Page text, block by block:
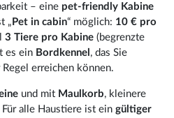
– eine pet-friendly Kabine
„Pet in cabin“ möglich: 10 € pro
3 Tiere pro Kabine (begrenzte
es ein Bordkennel , das Sie
erreichen können.
und mit Maulkorb, kleinere
Für alle Haustiere ist eingültiger